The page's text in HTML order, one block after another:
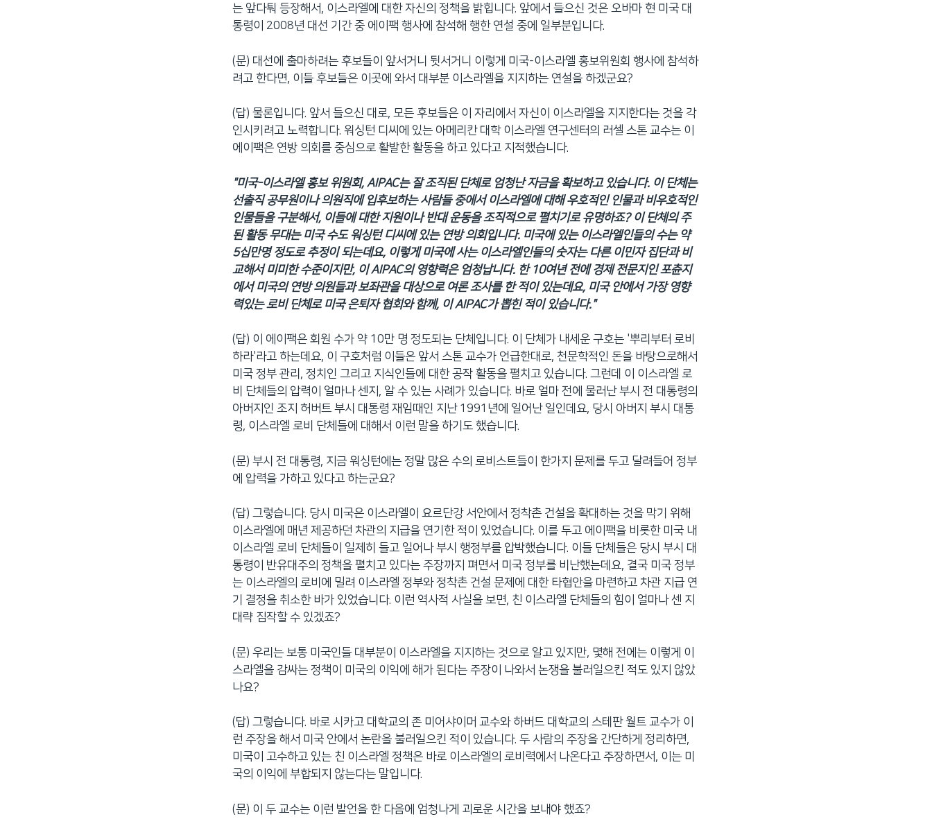
는 앞다퉈 등장해서, 이스라엘에 대한 자신의 정책을 밝힙니다. 앞에서 들으신 것은 오바마 현 미국 대
통령이 2008년 대선 기간 중 에이팩 행사에 참석해 행한 연설 중에 일부분입니다.
(문) 대선에 출마하려는 후보들이 앞서거니 뒷서거니 이렇게 미국-이스라엘 홍보위원회 행사에 참석하
려고 한다면, 이들 후보들은 이곳에 와서 대부분 이스라엘을 지지하는 연설을 하겠군요?
(답) 물론입니다. 앞서 들으신 대로, 모든 후보들은 이 자리에서 자신이 이스라엘을 지지한다는 것을 각
인시키려고 노력합니다. 워싱턴 디씨에 있는 아메리칸 대학 이스라엘 연구센터의 러셀 스톤 교수는 이
에이팩은 연방 의회를 중심으로 활발한 활동을 하고 있다고 지적했습니다.
"미국-이스라엘 홍보 위원회, AIPAC는 잘 조직된 단체로 엄청난 자금을 확보하고 있습니다. 이 단체는
선출직 공무원이나 의원직에 입후보하는 사람들 중에서 이스라엘에 대해 우호적인 인물과 비우호적인
인물들을 구분해서, 이들에 대한 지원이나 반대 운동을 조직적으로 펼치기로 유명하죠? 이 단체의 주
된 활동 무대는 미국 수도 워싱턴 디씨에 있는 연방 의회입니다. 미국에 있는 이스라엘인들의 수는 약
5십만명 정도로 추정이 되는데요, 이렇게 미국에 사는 이스라엘인들의 숫자는 다른 이민자 집단과 비
교해서 미미한 수준이지만, 이 AIPAC의 영향력은 엄청납니다. 한 10여년 전에 경제 전문지인 포츈지
에서 미국의 연방 의원들과 보좌관을 대상으로 여론 조사를 한 적이 있는데요, 미국 안에서 가장 영향
력있는 로비 단체로 미국 은퇴자 협회와 함께, 이 AIPAC가 뽑힌 적이 있습니다."
(답) 이 에이팩은 회원 수가 약 10만 명 정도되는 단체입니다. 이 단체가 내세운 구호는 '뿌리부터 로비
하라'라고 하는데요, 이 구호처럼 이들은 앞서 스톤 교수가 언급한대로, 천문학적인 돈을 바탕으로해서
미국 정부 관리, 정치인 그리고 지식인들에 대한 공작 활동을 펼치고 있습니다. 그런데 이 이스라엘 로
비 단체들의 압력이 얼마나 센지, 알 수 있는 사례가 있습니다. 바로 얼마 전에 물러난 부시 전 대통령의
아버지인 조지 허버트 부시 대통령 재임때인 지난 1991년에 일어난 일인데요, 당시 아버지 부시 대통
령, 이스라엘 로비 단체들에 대해서 이런 말을 하기도 했습니다.
(문) 부시 전 대통령, 지금 워싱턴에는 정말 많은 수의 로비스트들이 한가지 문제를 두고 달려들어 정부
에 압력을 가하고 있다고 하는군요?
(답) 그렇습니다. 당시 미국은 이스라엘이 요르단강 서안에서 정착촌 건설을 확대하는 것을 막기 위해
이스라엘에 매년 제공하던 차관의 지급을 연기한 적이 있었습니다. 이를 두고 에이팩을 비롯한 미국 내
이스라엘 로비 단체들이 일제히 들고 일어나 부시 행정부를 압박했습니다. 이들 단체들은 당시 부시 대
통령이 반유대주의 정책을 펼치고 있다는 주장까지 펴면서 미국 정부를 비난했는데요, 결국 미국 정부
는 이스라엘의 로비에 밀려 이스라엘 정부와 정착촌 건설 문제에 대한 타협안을 마련하고 차관 지급 연
기 결정을 취소한 바가 있었습니다. 이런 역사적 사실을 보면, 친 이스라엘 단체들의 힘이 얼마나 센 지
대략 짐작할 수 있겠죠?
(문) 우리는 보통 미국인들 대부분이 이스라엘을 지지하는 것으로 알고 있지만, 몇해 전에는 이렇게 이
스라엘을 감싸는 정책이 미국의 이익에 해가 된다는 주장이 나와서 논쟁을 불러일으킨 적도 있지 않았
나요?
(답) 그렇습니다. 바로 시카고 대학교의 존 미어샤이머 교수와 하버드 대학교의 스테판 월트 교수가 이
런 주장을 해서 미국 안에서 논란을 불러일으킨 적이 있습니다. 두 사람의 주장을 간단하게 정리하면,
미국이 고수하고 있는 친 이스라엘 정책은 바로 이스라엘의 로비력에서 나온다고 주장하면서, 이는 미
국의 이익에 부합되지 않는다는 말입니다.
(문) 이 두 교수는 이런 발언을 한 다음에 엄청나게 괴로운 시간을 보내야 했죠?